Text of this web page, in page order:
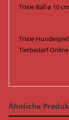
Trixie Ball ø 10
Trixie
Tierbedarf
Ähnliche